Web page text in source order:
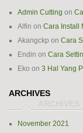
Admin Cutting on
Alfin on Cara Install
Akangckp on Cara
Endin on Cara
Eko on 3 Hal Yang
ARCHIVES
November 2021